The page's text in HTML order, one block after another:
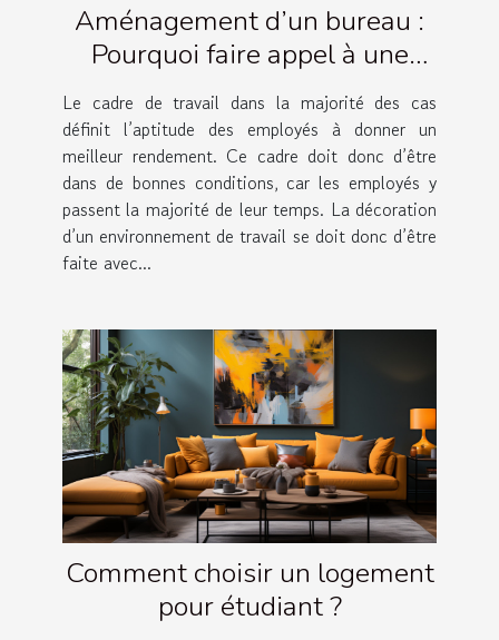
Aménagement d’un bureau :
Pourquoi faire appel à une
agence ?
Le cadre de travail dans la majorité des cas
définit l’aptitude des employés à donner un
meilleur rendement. Ce cadre doit donc d’être
dans de bonnes conditions, car les employés y
passent la majorité de leur temps. La décoration
d’un environnement de travail se doit donc d’être
faite avec...
Comment choisir un logement
pour étudiant ?